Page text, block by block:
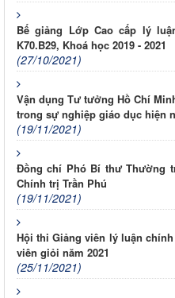
Bế giảng Lớp Cao cấp lý
K70.B29, Khoá học 2019 - 2021
(27/10/2021)
Vận dụng Tư tưởng Hồ Chí
trong sự nghiệp giáo dục hiện
(19/11/2021)
Đồng chí Phó Bí thư Thường
Chính trị Trần Phú
(19/11/2021)
Hội thi Giảng viên lý luận
viên giỏi năm 2021
(25/11/2021)